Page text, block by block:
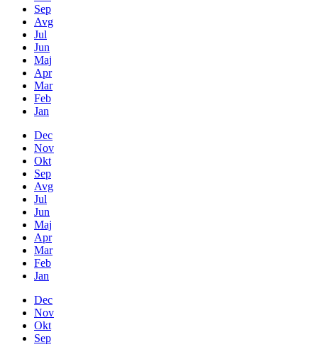
Sep
Avg
Jul
Jun
Maj
Apr
Mar
Feb
Jan
Dec
Nov
Okt
Sep
Avg
Jul
Jun
Maj
Apr
Mar
Feb
Jan
Dec
Nov
Okt
Sep